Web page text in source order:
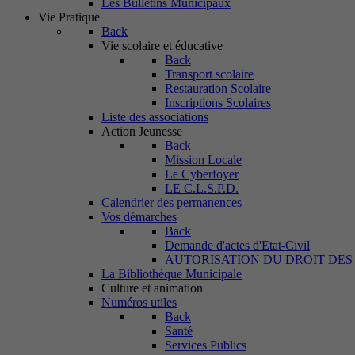
Les Bulletins Municipaux
Vie Pratique
Back
Vie scolaire et éducative
Back
Transport scolaire
Restauration Scolaire
Inscriptions Scolaires
Liste des associations
Action Jeunesse
Back
Mission Locale
Le Cyberfoyer
LE C.L.S.P.D.
Calendrier des permanences
Vos démarches
Back
Demande d'actes d'Etat-Civil
AUTORISATION DU DROIT DES
La Bibliothèque Municipale
Culture et animation
Numéros utiles
Back
Santé
Services Publics